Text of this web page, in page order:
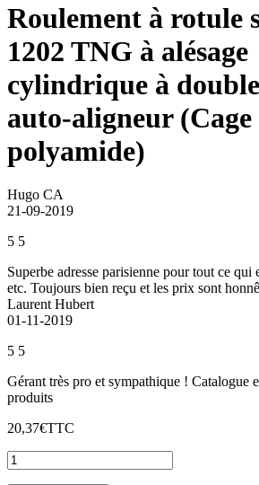
Roulement à rotule
1202 TNG à alésage
cylindrique à
auto-aligneur (Cage
polyamide)
Hugo CA
21-09-2019
5 5
Superbe adresse parisienne pour tout ce qui
etc. Toujours bien reçu et les prix sont
Laurent Hubert
01-11-2019
5 5
Gérant très pro et sympathique ! Catalogue
produits
20,37€TTC